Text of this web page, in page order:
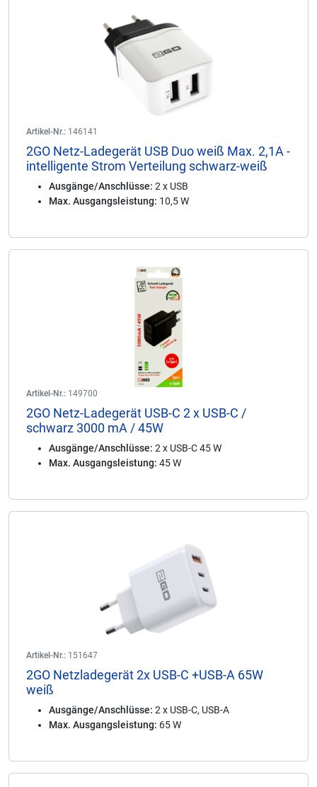
Artikel-Nr.: 146141
2GO Netz-Ladegerät USB Duo weiß Max. 2,1A -
intelligente Strom Verteilung schwarz-weiß
Ausgänge/Anschlüsse: 2 x USB
Max. Ausgangsleistung: 10,5 W
Artikel-Nr.: 149700
2GO Netz-Ladegerät USB-C 2 x USB-C /
schwarz 3000 mA / 45W
Ausgänge/Anschlüsse: 2 x USB-C 45 W
Max. Ausgangsleistung: 45 W
Artikel-Nr.: 151647
2GO Netzladegerät 2x USB-C +USB-A 65W
weiß
Ausgänge/Anschlüsse: 2 x USB-C, USB-A
Max. Ausgangsleistung: 65 W